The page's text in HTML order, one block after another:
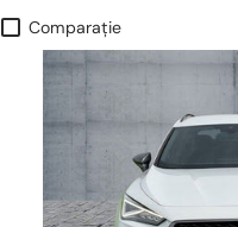
Comparaţie